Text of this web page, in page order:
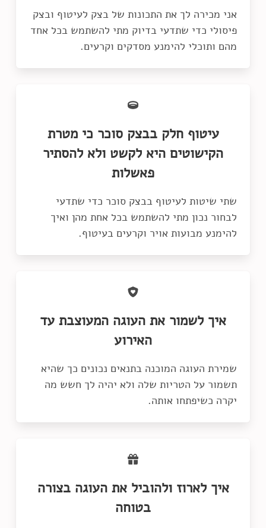
אני מכירה לך את התכונות של בצק לעיטוף ובצק
פיסולי כדי שתדעי בדיוק מתי להשתמש בכל אחד
מהם ותוכלי להימנע מסדקים וקרעים.
עיטוף חלק בבצק סוכר כי מטרת
הקישוטים היא לקשט ולא להסתיר
פאשלות
שתי שיטות לעיטוף בבצק סוכר כדי שתדעי
לבחור נכון מתי להשתמש בכל אחת מהן ואיך
להימנע מבועות אויר וקרעים בעיטוף.
איך לשמור את העוגה המעוצבת עד
האירוע
שמירת העוגה המוכנה בתנאים נכונים כך שהיא
תשמור על הטריות שלה ולא יהיה לך חשש מה
יקרה כשיפתחו אותה.
איך לארוז ולהוביל את העוגה בצורה
בטוחה